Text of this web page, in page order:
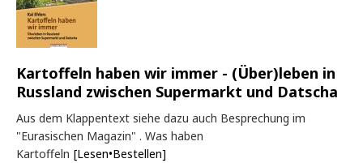
Kartoffeln haben wir immer - (Über)leben in
Russland zwischen Supermarkt und Datscha
Aus dem Klappentext siehe dazu auch Besprechung im
"Eurasischen Magazin" . Was haben
Kartoffeln [Lesen•Bestellen]